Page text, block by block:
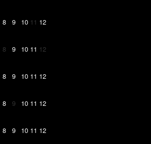
8 9 10 11 12
8 9 10 11 12
8 9 10 11 12
8 9 10 11 12
8 9 10 11 12